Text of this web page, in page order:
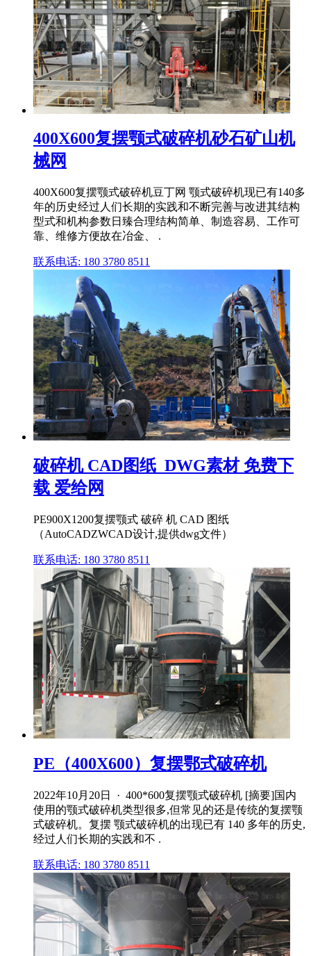
400X600复摆颚式破碎机砂石矿山机
械网
400X600复摆颚式破碎机豆丁网 颚式破碎机现已有140多
年的历史经过人们长期的实践和不断完善与改进其结构
型式和机构参数日臻合理结构简单、制造容易、工作可
靠、维修方便故在冶金、 .
联系电话: 180 3780 8511
破碎机 CAD图纸_DWG素材 免费下
载 爱给网
PE900X1200复摆颚式 破碎 机 CAD 图纸
（AutoCADZWCAD设计,提供dwg文件）
联系电话: 180 3780 8511
PE（400X600）复摆鄂式破碎机
2022年10月20日 · 400*600复摆颚式破碎机 [摘要]国内
使用的颚式破碎机类型很多,但常见的还是传统的复摆颚
式破碎机。复摆 颚式破碎机的出现已有 140 多年的历史,
经过人们长期的实践和不 .
联系电话: 180 3780 8511